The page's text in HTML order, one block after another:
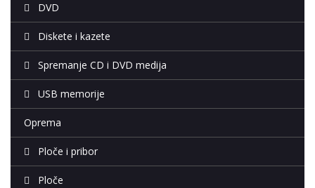
DVD
Diskete i kazete
Spremanje CD i DVD medija
USB memorije
Oprema
Ploče i pribor
Ploče